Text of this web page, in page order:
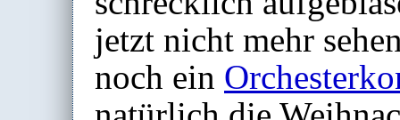
jetzt nicht mehr
noch ein